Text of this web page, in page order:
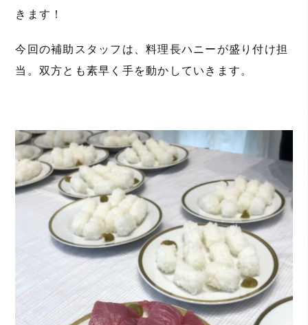
きます！
今回の補助スタッフは、料理長ハニーが盛り付け担
当。双方とも素早く手を動かしていきます。